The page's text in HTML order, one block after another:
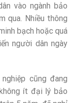
vào ngành bảo
qua. Nhiều thông
bạch hoặc quá
người dân ngày
cũng đang
ít đại lý bảo